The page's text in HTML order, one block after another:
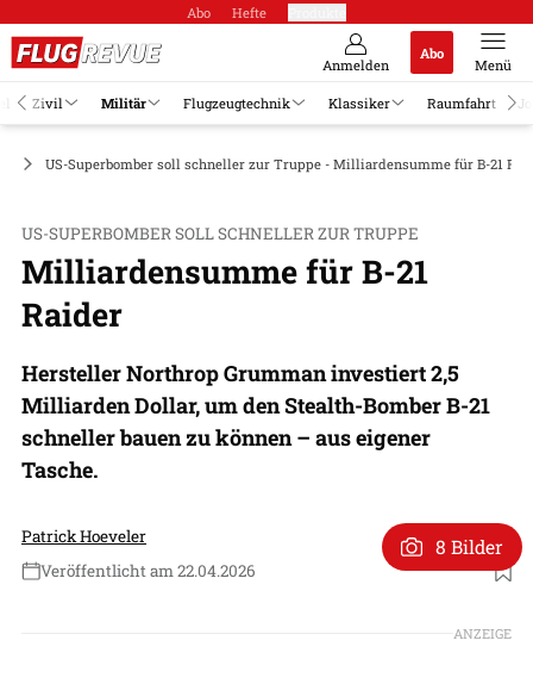
Abo Hefte
Anmelden
Abo
Menü
Zivil Militär Flugzeugtechnik Klassiker Raumfahrt
US-Superbomber soll schneller zur Truppe - Milliardensumme für B-21
US-SUPERBOMBER SOLL SCHNELLER ZUR TRUPPE
Milliardensumme für B-21
Raider
Hersteller Northrop Grumman investiert 2,5
Milliarden Dollar, um den Stealth-Bomber B-21
schneller bauen zu können – aus eigener
Tasche.
Patrick Hoeveler
Veröffentlicht am 22.04.2026
Foto: USAF
8 Bilder
ANZEIGE